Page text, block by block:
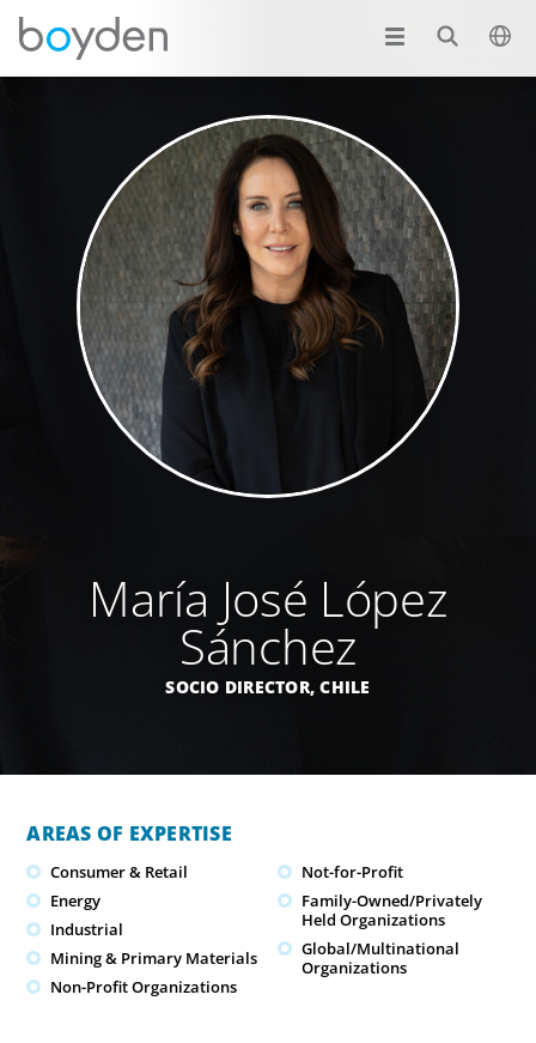
María José López
Sánchez
SOCIO DIRECTOR,CHILE
AREAS OF EXPERTISE
Consumer & Retail
Energy
Industrial
Mining & Primary Materials
Non-Profit Organizations
Not-for-Profit
Family-Owned/Privately
Held Organizations
Global/Multinational
Organizations